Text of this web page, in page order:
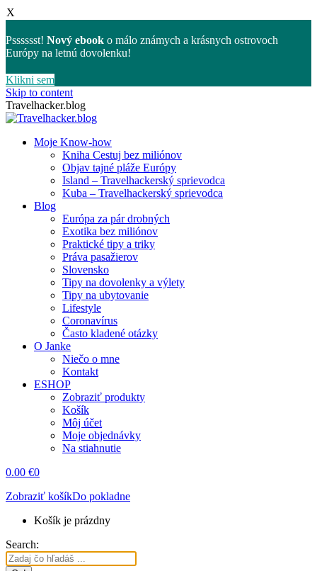
X
Psssssst! Nový ebook o málo známych a krásnych ostrovoch
Európy na letnú dovolenku!
Klikni sem
Skip to content
Travelhacker.blog
Moje Know-how
Kniha Cestuj bez miliónov
Objav tajné pláže Európy
Island – Travelhackerský sprievodca
Kuba – Travelhackerský sprievodca
Blog
Európa za pár drobných
Exotika bez miliónov
Praktické tipy a triky
Práva pasažierov
Slovensko
Tipy na dovolenky a výlety
Tipy na ubytovanie
Lifestyle
Coronavírus
Často kladené otázky
O Janke
Niečo o mne
Kontakt
ESHOP
Zobraziť produkty
Košík
Môj účet
Moje objednávky
Na stiahnutie
0.00 €0
Zobraziť košíkDo pokladne
Košík je prázdny
Search: